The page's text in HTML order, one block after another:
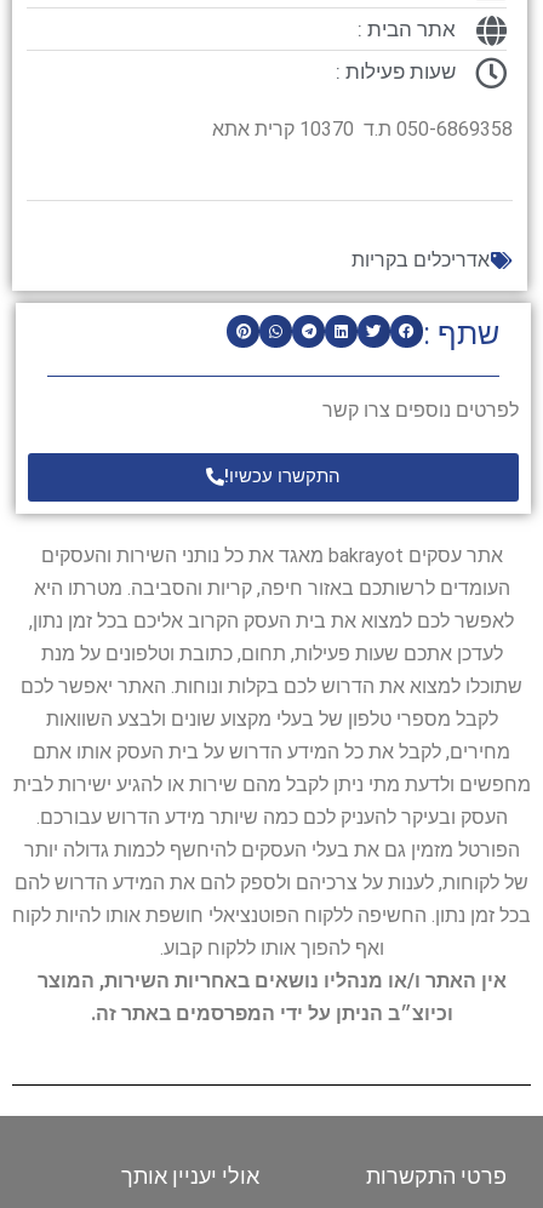
שתף :
לפרטים נוספים צרו קשר
התקשרו עכשיו!
אתר הבית :
שעות פעילות :
050-6869358 ת.ד 10370 קרית אתא
אדריכלים בקריות
אתר עסקים bakrayot מאגד את כל נותני השירות והעסקים
העומדים לרשותכם באזור חיפה, קריות והסביבה. מטרתו היא
לאפשר לכם למצוא את בית העסק הקרוב אליכם בכל זמן נתון,
לעדכן אתכם שעות פעילות, תחום, כתובת וטלפונים על מנת
שתוכלו למצוא את הדרוש לכם בקלות ונוחות. האתר יאפשר לכם
לקבל מספרי טלפון של בעלי מקצוע שונים ולבצע השוואות
מחירים, לקבל את כל המידע הדרוש על בית העסק אותו אתם
מחפשים ולדעת מתי ניתן לקבל מהם שירות או להגיע ישירות לבית
העסק ובעיקר להעניק לכם כמה שיותר מידע הדרוש עבורכם.
הפורטל מזמין גם את בעלי העסקים להיחשף לכמות גדולה יותר
של לקוחות, לענות על צרכיהם ולספק להם את המידע הדרוש להם
בכל זמן נתון. החשיפה ללקוח הפוטנציאלי חושפת אותו להיות לקוח
ואף להפוך אותו ללקוח קבוע.
אין האתר ו/או מנהליו נושאים באחריות השירות, המוצר
וכיוצ״ב הניתן על ידי המפרסמים באתר זה.
פרטי התקשרות אולי יעניין אותך